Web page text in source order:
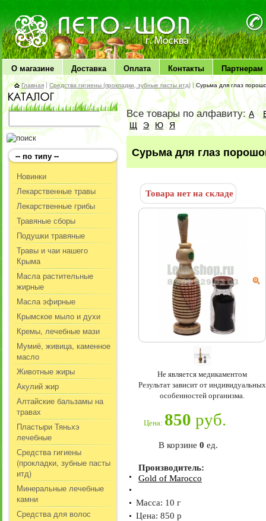
ЛЕТО чудо здоровья
О магазине Доставка Оплата Контакты Партнерам
Главная |Средства гигиены (прокладки, зубные пасты итд) | Сурьма для глаз
-- по типу --
Новинки
Лекарственные травы
Лекарственные грибы
Травяные сборы
Подушки травяные
Травы и чаи нашего
Крыма
Масла растительные
жирные
Масла эфирные
Крымское мыло и духи
Кремы, лечебные мази
Мумиё, живица, каменное
масло
Животные жиры
Акулий жир
Алтайские бальзамы на
травах
Пластыри Тяньхэ
лечебные
Средства гигиены
(прокладки, зубные пасты
итд)
Минеральные лечебные
камни
Средства для волос
Все товары по алфавиту:А
Щ Э Ю Я
Сурьма для глаз
Товара нет на складе
Не является медикаментом
Результат зависит от индивидуальных
особенностей организма.
Цена: 850 руб.
В корзине 0 ед.
Производитель:
Gold of Marocco
Масса: 10 г
Цена: 850 р